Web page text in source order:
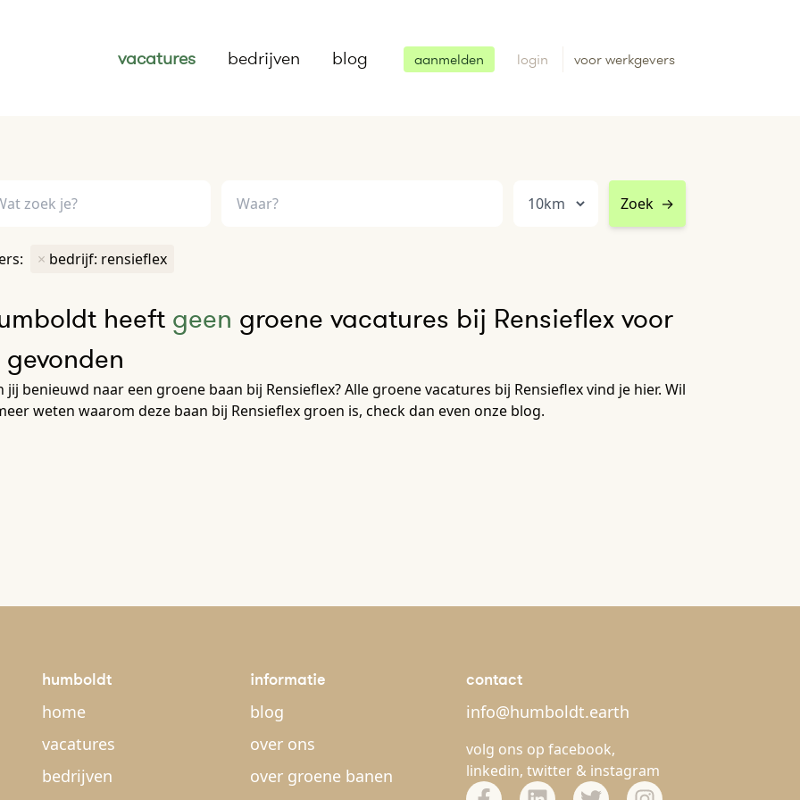
vacatures bedrijven blog aanmelden login voor werkgevers
Zoek →
× bedrijf: rensieflex
heeft geen groene vacatures bij Rensieflex voor
gevonden
jij benieuwd naar een groene baan bij Rensieflex? Alle groene vacatures bij Rensieflex vind je hier. Wil
weten waarom deze baan bij Rensieflex groen is, check dan even onze blog.
humboldt
home
vacatures
bedrijven
informatie
blog
over ons
over groene banen
contact
info@humboldt.earth
volg ons op facebook,
linkedin, twitter & instagram